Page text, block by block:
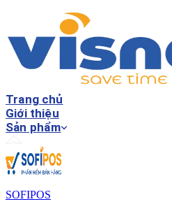
Trang chủ
Giới thiệu
Sản phẩm
SOFIPOS